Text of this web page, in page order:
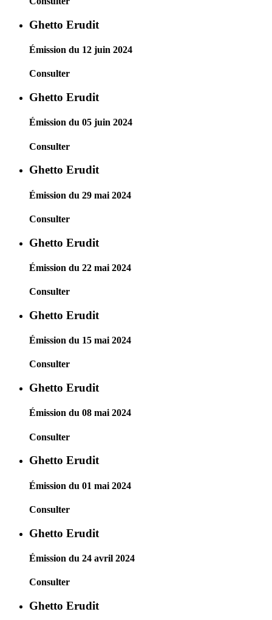
Ghetto Erudit
Émission du 12 juin 2024
Consulter
Ghetto Erudit
Émission du 05 juin 2024
Consulter
Ghetto Erudit
Émission du 29 mai 2024
Consulter
Ghetto Erudit
Émission du 22 mai 2024
Consulter
Ghetto Erudit
Émission du 15 mai 2024
Consulter
Ghetto Erudit
Émission du 08 mai 2024
Consulter
Ghetto Erudit
Émission du 01 mai 2024
Consulter
Ghetto Erudit
Émission du 24 avril 2024
Consulter
Ghetto Erudit